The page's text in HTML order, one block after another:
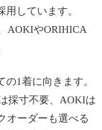
しています。
AOKIやORIHICA
1着に向きます。
採寸不要、AOKIは
オーダーも選べる